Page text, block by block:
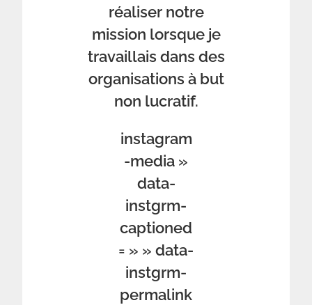
réaliser notre
mission lorsque je
travaillais dans des
organisations à but
non lucratif.
instagram
-media »
data-
instgrm-
captioned
= » » data-
instgrm-
permalink